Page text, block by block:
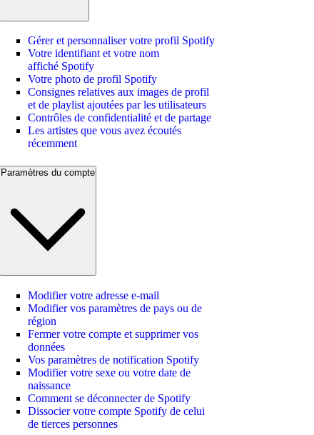
Gérer et personnaliser votre profil Spotify
Votre identifiant et votre nom
affiché Spotify
Votre photo de profil Spotify
Consignes relatives aux images de profil
et de playlist ajoutées par les utilisateurs
Contrôles de confidentialité et de partage
Les artistes que vous avez écoutés
récemment
Paramètres du compte
Modifier votre adresse e-mail
Modifier vos paramètres de pays ou de
région
Fermer votre compte et supprimer vos
données
Vos paramètres de notification Spotify
Modifier votre sexe ou votre date de
naissance
Comment se déconnecter de Spotify
Dissocier votre compte Spotify de celui
de tierces personnes